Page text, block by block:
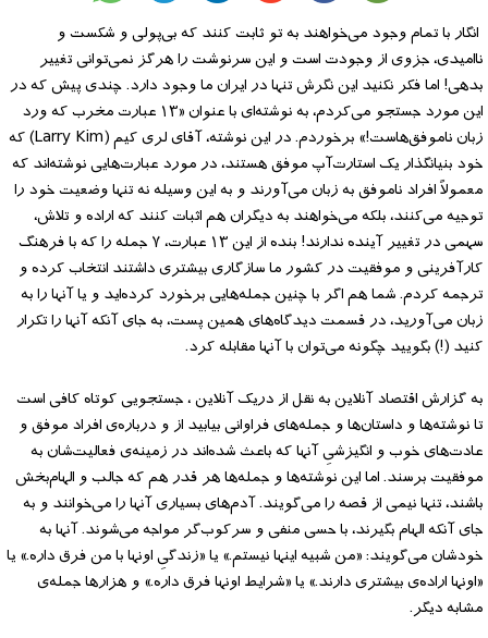
انگار با تمام وجود می‌خواهند به تو ثابت کنند که بی‌پولی و شکست و
ناامیدی، جزوی از وجودت است و این سرنوشت را هرگز نمی‌توانی تغییر
بدهی! اما فکر نکنید این نگرش تنها در ایران ما وجود دارد. چندی پیش که در
این مورد جستجو می‌کردم، به نوشته‌ای با عنوان «۱۳ عبارت مخرب که ورد
زبان ناموفق‌هاست!» برخوردم. در این نوشته، آقای لری کیم (Larry Kim) که
خود بنیانگذار یک استارت‌آپ موفق هستند، در مورد عبارت‌هایی نوشته‌اند که
معمولاً افراد ناموفق به زبان می‌آورند و به این وسیله نه تنها وضعیت خود را
توجیه می‌کنند، بلکه می‌خواهند به دیگران هم اثبات کنند که اراده و تلاش،
سهمی در تغییر آینده ندارند! بنده از این ۱۳ عبارت، ۷ جمله را که با فرهنگ
کارآفرینی و موفقیت در کشور ما سازگاری بیشتری داشتند انتخاب کرده و
ترجمه کردم. شما هم اگر با چنین جمله‌هایی برخورد کرده‌اید و یا آنها را به
زبان می‌آورید، در قسمت دیدگاه‌های همین پست، به جای آنکه آنها را تکرار
کنید (!) بگویید چگونه می‌توان با آنها مقابله کرد.
به گزارش اقتصاد آنلاین به نقل از دریک آنلاین ، جستجویی کوتاه کافی است
تا نوشته‌ها و داستان‌ها و جمله‌های فراوانی بیابید از و درباره‌ی افراد موفق و
عادت‌های خوب و انگیزشیِ آنها که باعث شده‌اند در زمینه‌ی فعالیت‌شان به
موفقیت برسند. اما این نوشته‌ها و جمله‌ها هر قدر هم که جالب و الهام‌بخش
باشند، تنها نیمی از قصه را می‌گویند. آدم‌های بسیاری آنها را می‌خوانند و به
جای آنکه الهام بگیرند، با حسی منفی و سرکوب‌گر مواجه می‌شوند. آنها به
خودشان می‌گویند: «من شبیه اینها نیستم.» یا «زندگیِ اونها با من فرق داره.» یا
«اونها اراده‌ی بیشتری دارند.» یا «شرایط اونها فرق داره.» و هزارها جمله‌ی
مشابه دیگر.